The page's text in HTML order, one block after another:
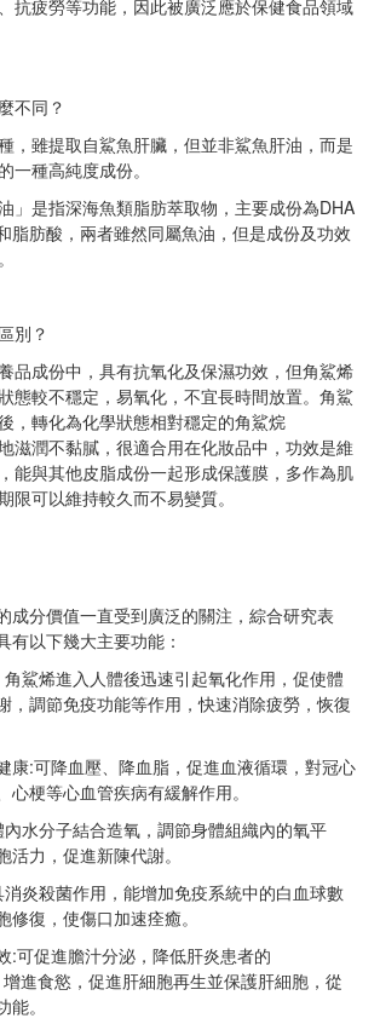
抗疲勞等功能，因此被廣泛應於保健食品領域
不同？
，雖提取自鯊魚肝臟，但並非鯊魚肝油，而是
一種高純度成份。
」是指深海魚類脂肪萃取物，主要成份為DHA
脂肪酸，兩者雖然同屬魚油，但是成份及功效
別？
品成份中，具有抗氧化及保濕功效，但角鯊烯
態較不穩定，易氧化，不宜長時間放置。角鯊
，轉化為化學狀態相對穩定的角鯊烷
滋潤不黏膩，很適合用在化妝品中，功效是維
能與其他皮脂成份一起形成保護膜，多作為肌
限可以維持較久而不易變質。
成分價值一直受到廣泛的關注，綜合研究表
有以下幾大主要功能：
鯊烯進入人體後迅速引起氧化作用，促使體
，調節免疫功能等作用，快速消除疲勞，恢復
康:可降血壓、降血脂，促進血液循環，對冠心
心梗等心血管疾病有緩解作用。
水分子結合造氧，調節身體組織內的氧平
活力，促進新陳代謝。
炎殺菌作用，能增加免疫系統中的白血球數
修復，使傷口加速痊癒。
:可促進膽汁分泌，降低肝炎患者的
進食慾，促進肝細胞再生並保護肝細胞，從
。